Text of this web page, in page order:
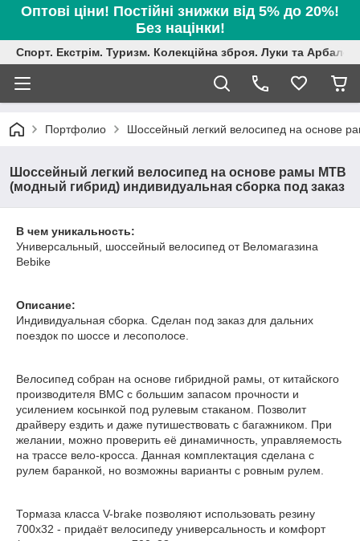
Оптові ціни! Постійні знижки від 5% до 20%!
Без націнки!
Спорт. Екстрім. Туризм. Колекційна зброя. Луки та
Портфолио Шоссейный легкий велосипед на основе
Шоссейный легкий велосипед на основе рамы MTB
(модный гибрид) индивидуальная сборка под заказ
В чем уникальность:
Универсальный, шоссейный велосипед от Веломагазина
Bebike
Описание:
Индивидуальная сборка. Сделан под заказ для дальних
поездок по шоссе и лесополосе.
Велосипед собран на основе гибридной рамы, от китайского
производителя BMC с большим запасом прочности и
усилением косынкой под рулевым стаканом. Позволит
драйверу ездить и даже путишествовать с багажником. При
желании, можно проверить её динамичность, управляемость
на трассе вело-кросса. ​Данная комплектация сделана с
рулем баранкой, но возможны варианты с ровным рулем.
Тормаза класса V-brake позволяют использовать резину
700х32 - придаёт велосипеду универсальность и комфорт